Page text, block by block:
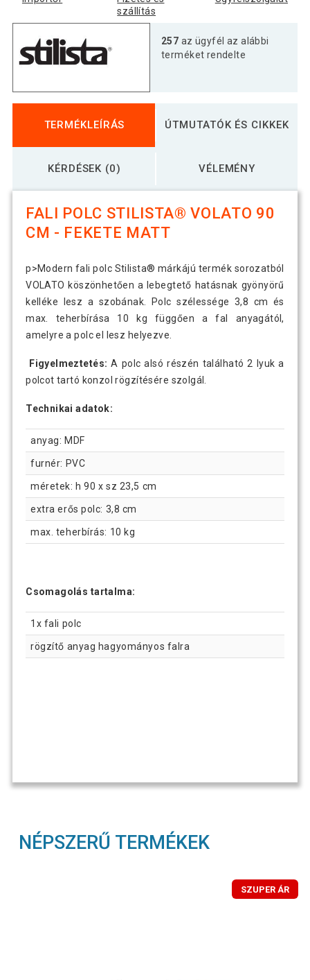
szállítás
257 az ügyfél az alábbi
terméket rendelte
TERMÉKLEÍRÁS ÚTMUTATÓK ÉS CIKKEK
KÉRDÉSEK (0) VÉLEMÉNY
FALI POLC STILISTA® VOLATO 90
CM - FEKETE MATT
p>Modern fali polc Stilista® márkájú termék sorozatból
VOLATO köszönhetően a lebegtető hatásnak gyönyörű
kelléke lesz a szobának. Polc szélessége 3,8 cm és
max. teherbírása 10 kg függően a fal anyagától,
amelyre a polc el lesz helyezve.
Figyelmeztetés: A polc alsó részén található 2 lyuk a
polcot tartó konzol rögzítésére szolgál.
Technikai adatok:
anyag: MDF
furnér: PVC
méretek: h 90 x sz 23,5 cm
extra erős polc: 3,8 cm
max. teherbírás: 10 kg
Csomagolás tartalma:
1x fali polc
rögzítő anyag hagyományos falra
NÉPSZERŰ TERMÉKEK
SZUPER ÁR